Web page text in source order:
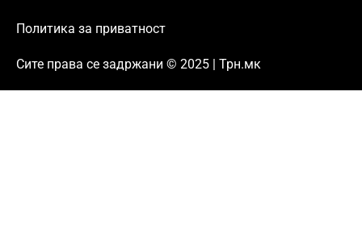
Политика за приватност
Сите права се задржани © 2025 | Трн.мк